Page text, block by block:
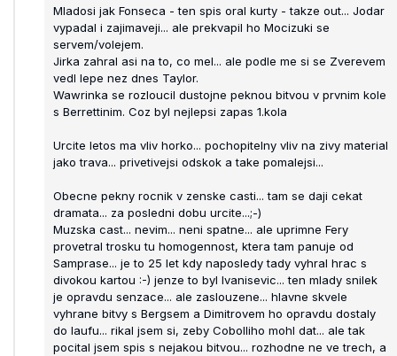
Mladosi jak Fonseca - ten spis oral kurty - takze out... Jodar
vypadal i zajimaveji... ale prekvapil ho Mocizuki se
servem/volejem.
Jirka zahral asi na to, co mel... ale podle me si se Zverevem
vedl lepe nez dnes Taylor.
Wawrinka se rozloucil dustojne peknou bitvou v prvnim kole
s Berrettinim. Coz byl nejlepsi zapas 1.kola
Urcite letos ma vliv horko... pochopitelny vliv na zivy material
jako trava... privetivejsi odskok a take pomalejsi...
Obecne pekny rocnik v zenske casti... tam se daji cekat
dramata... za posledni dobu urcite...;-)
Muzska cast... nevim... neni spatne... ale uprimne Fery
provetral trosku tu homogennost, ktera tam panuje od
Samprase... je to 25 let kdy naposledy tady vyhral hrac s
divokou kartou :-) jenze to byl Ivanisevic... ten mlady snilek
je opravdu senzace... ale zaslouzene... hlavne skvele
vyhrane bitvy s Bergsem a Dimitrovem ho opravdu dostaly
do laufu... rikal jsem si, zeby Cobolliho mohl dat... ale tak
pocital jsem spis s nejakou bitvou... rozhodne ne ve trech, a